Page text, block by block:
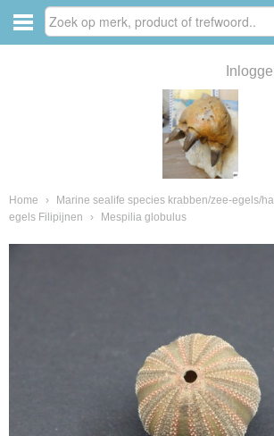
Home › Marine sealife species krabben/zee-egels/
egels Filipijnen
› Mespilia globulus
van fossielen en mineralen